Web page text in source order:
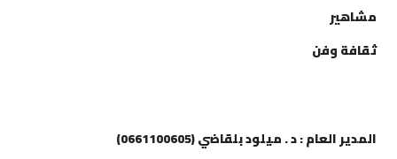
مشاهير
ثقافة وفن
المدير العام : د . ميلود بلقاضي (0661100605)